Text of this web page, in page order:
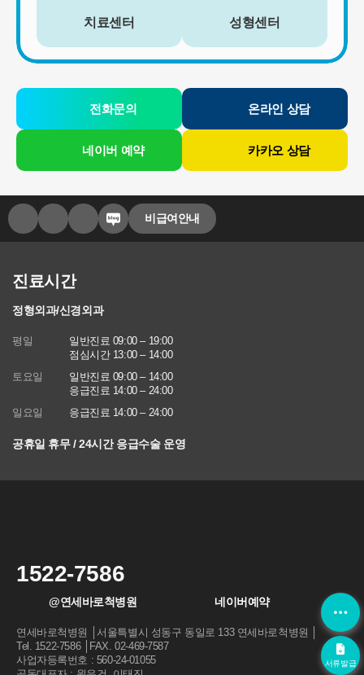
서류발급
치료센터 성형센터
전화문의 온라인 상담
네이버 예약 카카오 상담
비급여안내
1522-7586
@연세바로척병원 네이버예약
연세바로척병원 │서울특별시 성동구 동일로 133 연세바로척병원 │
Tel. 1522-7586 │FAX. 02-469-7587
사업자등록번호 : 560-24-01055
진료시간
정형외과/신경외과
평일
일반진료 09:00 – 19:00
점심시간 13:00 – 14:00
토요일
일반진료 09:00 – 14:00
응급진료 14:00 – 24:00
일요일
응급진료 14:00 – 24:00
공휴일 휴무 / 24시간 응급수술 운영
여 보존할 필요성이 있는 경우에는 귀하의 개인정보를 보유할 수 있
습니다.
- 소비자의 불만 또는 분쟁처리에 관한 기록 : 3년 (전자상거래 등에
- 웹사이트 방문에 관한 기록 : 3개월 (통신비밀보호법)
[상담신청정보]
수집일로부터 5년 혹은 상담 목적 달성시까지. 다만, 수집목적 또는
존할 필요성이 있는 경우에는 귀하의 개인정보를 보유할 수 있습니
다.
- 소비자의 불만 또는 분쟁처리에 관한 기록 : 3년 (전자상거래 등에
서의 소비자보호에 관한 법률)
- 방문에 관한 기록 : 3개월 (통신비밀보호법)
에 관한 법률)
■ 동의를 거부할 권리가 있다는 사실과 동의 거부에 따른 불이익 내
회원은 연세바로척병원에서 수집하는 개인정보에 대해 동의를 거부
할 권리가 있으며 동의 거부 시에는 회원 가입, 진료 예약, 게시판 이
용 등의 서비스가 제한됩니다.
※ 위 개인정보는 연세바로척병원에서 제공하는 서비스를 이용하기